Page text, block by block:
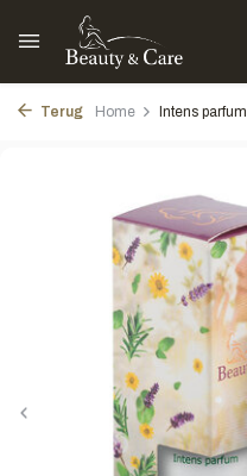
Terug Home Intens parfum